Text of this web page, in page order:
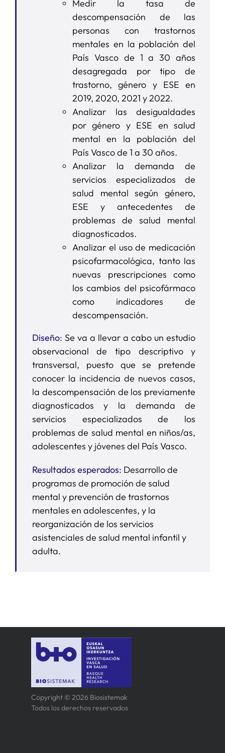
Medir la tasa de
descompensación de las
personas con trastornos
mentales en la población del
País Vasco de 1 a 30 años
desagregada por tipo de
trastorno, género y ESE en
2019, 2020, 2021 y 2022.
Analizar las desigualdades
por género y ESE en salud
mental en la población del
País Vasco de 1 a 30 años.
Analizar la demanda de
servicios especializados de
salud mental según género,
ESE y antecedentes de
problemas de salud mental
diagnosticados.
Analizar el uso de medicación
psicofarmacológica, tanto las
nuevas prescripciones como
los cambios del psicofármaco
como indicadores de
descompensación.
Diseño: Se va a llevar a cabo un estudio
observacional de tipo descriptivo y
transversal, puesto que se pretende
conocer la incidencia de nuevos casos,
la descompensación de los previamente
diagnosticados y la demanda de
servicios especializados de los
problemas de salud mental en niños/as,
adolescentes y jóvenes del País Vasco.
Resultados esperados: Desarrollo de
programas de promoción de salud
mental y prevención de trastornos
mentales en adolescentes, y la
reorganización de los servicios
asistenciales de salud mental infantil y
adulta.
Copyright © 2026 Biosistemak
Todos los derechos reservados